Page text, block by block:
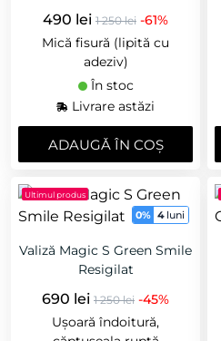
490 lei 1 250 lei -61%
Mică fisură (lipită cu
adeziv)
În stoc
Livrare astăzi
ADAUGǍ ÎN COȘ
Ultimul produs
0% 4 luni
Valiză Magic S Green Smile
Resigilat
690 lei 1 250 lei -45%
Ușoară îndoitură,